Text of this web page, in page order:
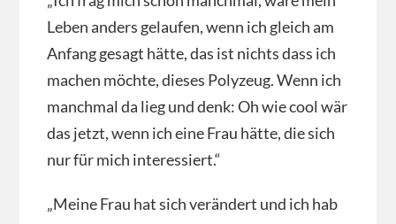
Leben anders gelaufen, wenn ich gleich am
Anfang gesagt hätte, das ist nichts dass ich
machen möchte, dieses Polyzeug. Wenn ich
manchmal da lieg und denk: Oh wie cool wär
das jetzt, wenn ich eine Frau hätte, die sich
nur für mich interessiert.“
„Meine Frau hat sich verändert und ich hab